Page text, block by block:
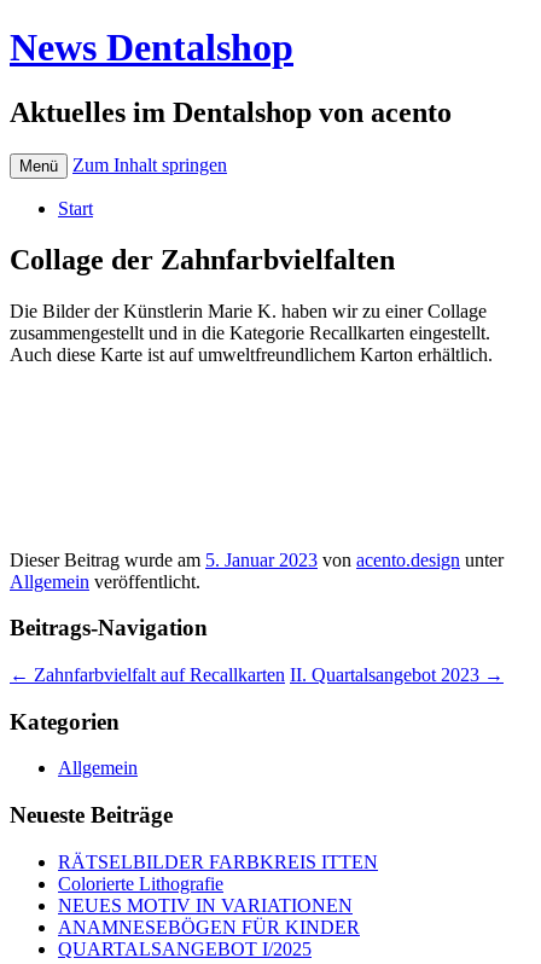
News Dentalshop
Aktuelles im Dentalshop von acento
Menü Zum Inhalt springen
Start
Collage der Zahnfarbvielfalten
Die Bilder der Künstlerin Marie K. haben wir zu einer Collage
zusammengestellt und in die Kategorie Recallkarten eingestellt.
Auch diese Karte ist auf umweltfreundlichem Karton erhältlich.
Dieser Beitrag wurde am 5. Januar 2023 von acento.design unter
Allgemein veröffentlicht.
Beitrags-Navigation
← Zahnfarbvielfalt auf Recallkarten II. Quartalsangebot 2023 →
Kategorien
Allgemein
Neueste Beiträge
RÄTSELBILDER FARBKREIS ITTEN
Colorierte Lithografie
NEUES MOTIV IN VARIATIONEN
ANAMNESEBÖGEN FÜR KINDER
QUARTALSANGEBOT I/2025